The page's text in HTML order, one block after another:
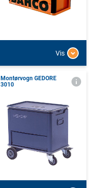
Vis
Montørvogn GEDORE
3010